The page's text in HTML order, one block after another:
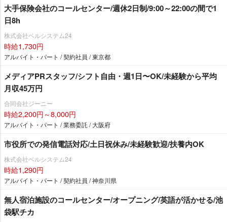
大手保険会社のコールセンター/週休2日制/9:00～22:00の間で1
日8h
株式会社ベルシステム24
時給1,730円
アルバイト・パート / 契約社員 / 東京都
メディアPRスタッフ/シフト自由・週1日〜OK/未経験から平均
月収45万円
合同会社ジーニー
時給2,200円～8,000円
アルバイト・パート / 業務委託 / 大阪府
市役所での発信電話対応/土日祝休み/未経験歓迎/扶養内OK
株式会社ベルシステム24
時給1,290円
アルバイト・パート / 契約社員 / 神奈川県
無人宿泊施設のコールセンター/オープニング/英語が活かせる/池
袋駅チカ